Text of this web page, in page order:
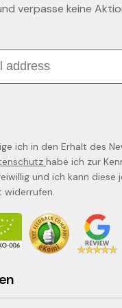
verpasse keine
ich in den Erhalt des
habe ich zur
und ich kann diese
widerrufen.